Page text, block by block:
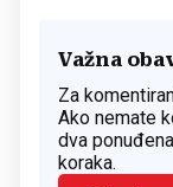
Važna
Za
Ako nemate
dva
koraka.